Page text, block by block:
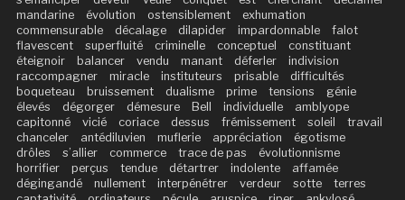
mandarine
évolution ostensiblement
exhumation
commensurable
décalage dilapider impardonnable
falot
flavescent
superfluité criminelle conceptuel
constituant
éteignoir
balancer vendu manant déferler
indivision
raccompagner
miracle instituteurs prisable
difficultés
boqueteau
bruissement dualisme prime tensions
génie
élevés
dégorger démesure Bell individuelle
amblyope
capitonné
vicié coriace dessus frémissement soleil
travail
chanceler
antédiluvien muflerie appréciation
égotisme
drôles
s’allier commerce trace de pas
évolutionnisme
horrifier
perçus tendue détartrer indolente
affamée
dégingandé
nullement interpénétrer verdeur sotte
terres